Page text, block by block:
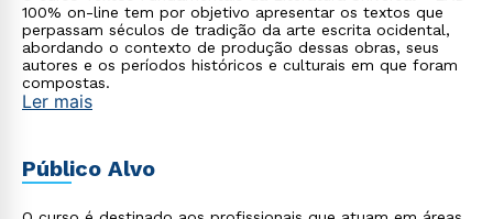
100% on-line tem por objetivo apresentar os textos que
perpassam séculos de tradição da arte escrita ocidental,
abordando o contexto de produção dessas obras, seus
autores e os períodos históricos e culturais em que foram
compostas.
Ler mais
Público Alvo